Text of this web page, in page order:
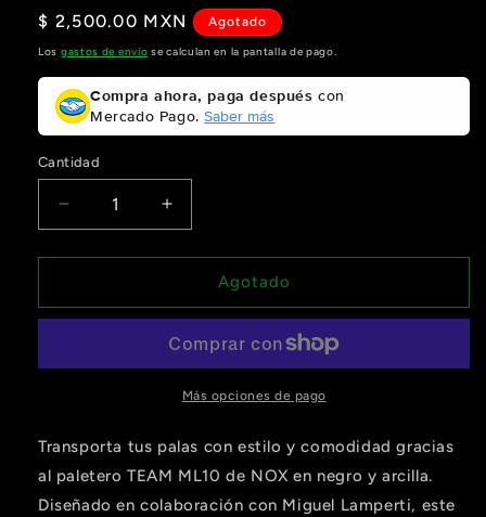
Precio
habitual
$ 2,500.00 MXN Agotado
Los gastos de envío se calculan en la pantalla de pago.
Compra ahora, paga después con
Mercado Pago.Saber más
Cantidad
Reducir
cantidad
para
Ml10
Negro/Arcilla
Aumentar
cantidad
para
Paletero
Ml10
Negro/Arcilla
Agotado
Más opciones de pago
Transporta tus palas con estilo y comodidad gracias
al paletero TEAM ML10 de NOX en negro y arcilla.
Diseñado en colaboración con Miguel Lamperti, este